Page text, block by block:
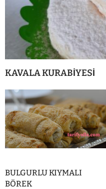
KAVALA KURABİYESİ
BULGURLU KIYMALI
BÖREK